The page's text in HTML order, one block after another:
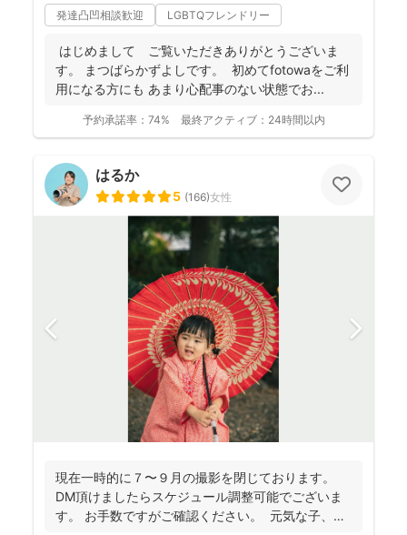
発達凸凹相談歓迎 LGBTQフレンドリー
はじめまして ご覧いただきありがとうございま
す。 まつばらかずよしです。 初めてfotowaをご利
用になる方にも あまり心配事のない状態でお...
予約承諾率： 74% 最終アクティブ： 24時間以内
はるか
5 (166)女性
現在一時的に７〜９月の撮影を閉じております。
DM頂けましたらスケジュール調整可能でございま
す。 お手数ですがご確認ください。 元気な子、人